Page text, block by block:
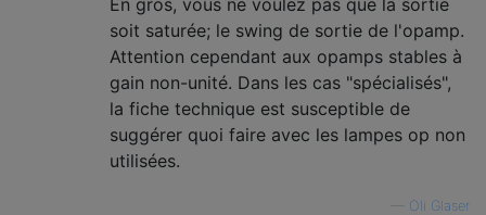
En gros, vous ne voulez pas que la sortie
soit saturée; le swing de sortie de l'opamp.
Attention cependant aux opamps stables à
gain non-unité. Dans les cas "spécialisés",
la fiche technique est susceptible de
suggérer quoi faire avec les lampes op non
utilisées.
Oli Glaser